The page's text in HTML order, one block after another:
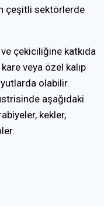
çeşitli sektörlerde
çekiciliğine katkıda
veya özel kalıp
olabilir.
aşağıdaki
kekler,